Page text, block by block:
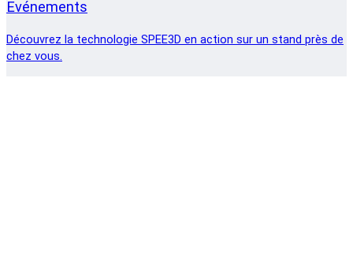
Evénements
Découvrez la technologie SPEE3D en action sur un stand près de
chez vous.